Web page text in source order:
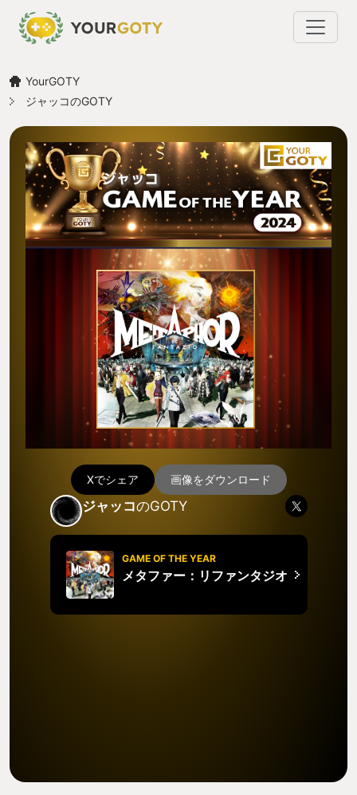
YourGOTY
ジャッコのGOTY
Xでシェア 画像をダウンロード
ジャッコのGOTY
GAME OF THE YEAR
メタファー：リファンタジオ